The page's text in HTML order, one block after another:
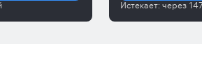
Истекает: через